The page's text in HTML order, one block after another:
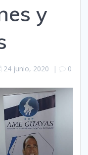
y
24 junio, 2020 | 0